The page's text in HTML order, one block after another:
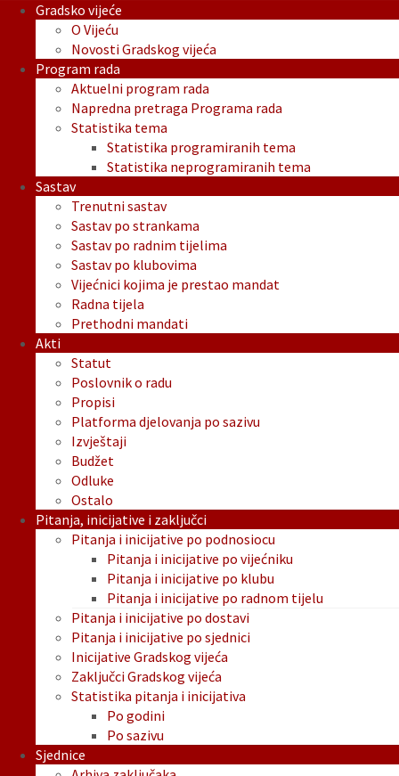
Gradsko vijeće
O Vijeću
Novosti Gradskog vijeća
Program rada
Aktuelni program rada
Napredna pretraga Programa rada
Statistika tema
Statistika programiranih tema
Statistika neprogramiranih tema
Sastav
Trenutni sastav
Sastav po strankama
Sastav po radnim tijelima
Sastav po klubovima
Vijećnici kojima je prestao mandat
Radna tijela
Prethodni mandati
Akti
Statut
Poslovnik o radu
Propisi
Platforma djelovanja po sazivu
Izvještaji
Budžet
Odluke
Ostalo
Pitanja, inicijative i zaključci
Pitanja i inicijative po podnosiocu
Pitanja i inicijative po vijećniku
Pitanja i inicijative po klubu
Pitanja i inicijative po radnom tijelu
Pitanja i inicijative po dostavi
Pitanja i inicijative po sjednici
Inicijative Gradskog vijeća
Zaključci Gradskog vijeća
Statistika pitanja i inicijativa
Po godini
Po sazivu
Sjednice